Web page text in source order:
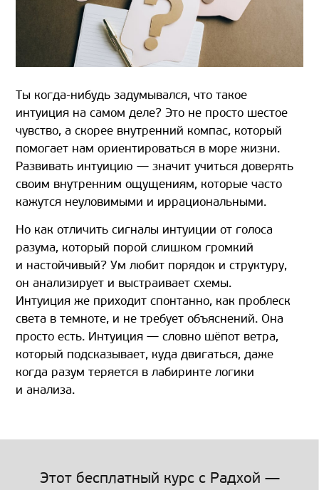
Ты когда-нибудь задумывался, что такое
интуиция на самом деле? Это не просто шестое
чувство, а скорее внутренний компас, который
помогает нам ориентироваться в море жизни.
Развивать интуицию — значит учиться доверять
своим внутренним ощущениям, которые часто
кажутся неуловимыми и иррациональными.
Но как отличить сигналы интуиции от голоса
разума, который порой слишком громкий
и настойчивый? Ум любит порядок и структуру,
он анализирует и выстраивает схемы.
Интуиция же приходит спонтанно, как проблеск
света в темноте, и не требует объяснений. Она
просто есть. Интуиция — словно шёпот ветра,
который подсказывает, куда двигаться, даже
когда разум теряется в лабиринте логики
и анализа.
Этот бесплатный курс с Радхой —